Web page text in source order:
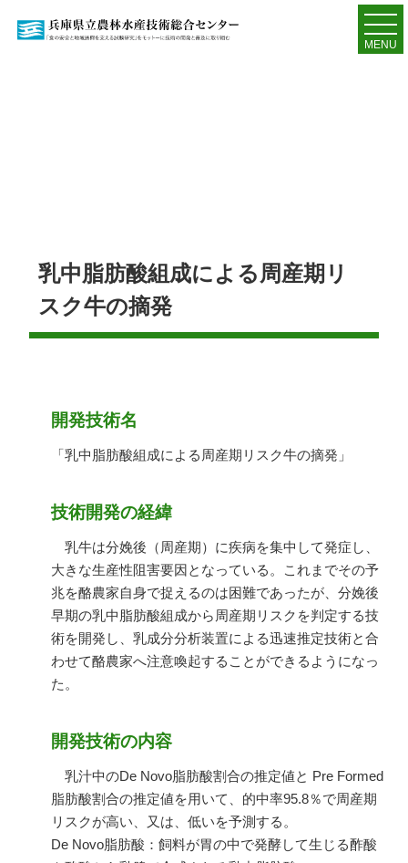
MENU
乳中脂肪酸組成による周産期リ
スク牛の摘発
開発技術名
「乳中脂肪酸組成による周産期リスク牛の摘発」
技術開発の経緯
乳牛は分娩後（周産期）に疾病を集中して発症し、
大きな生産性阻害要因となっている。これまでその予
兆を酪農家自身で捉えるのは困難であったが、分娩後
早期の乳中脂肪酸組成から周産期リスクを判定する技
術を開発し、乳成分分析装置による迅速推定技術と合
わせて酪農家へ注意喚起することができるようになっ
た。
開発技術の内容
乳汁中のDe Novo脂肪酸割合の推定値と Pre Formed
脂肪酸割合の推定値を用いて、的中率95.8％で周産期
リスクが高い、又は、低いを予測する。
De Novo脂肪酸：飼料が胃の中で発酵して生じる酢酸